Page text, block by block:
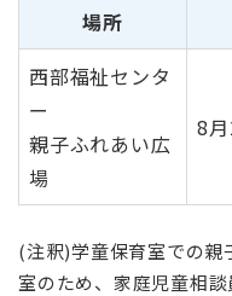
場所
西部福祉センタ
ー
親子ふれあい広
場
8
(注釈)学童保育室での親
室のため、家庭児童相談